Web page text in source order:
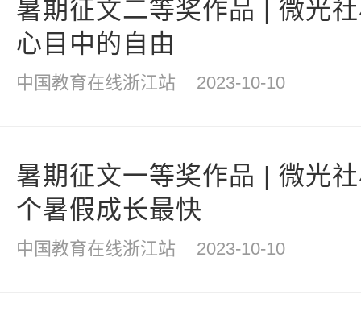
暑期征文二等奖作品 | 微光
心目中的自由
中国教育在线浙江站 2023-10-10
暑期征文一等奖作品 | 微光
个暑假成长最快
中国教育在线浙江站 2023-10-10